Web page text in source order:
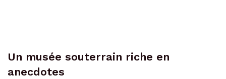
Un musée souterrain riche en
anecdotes